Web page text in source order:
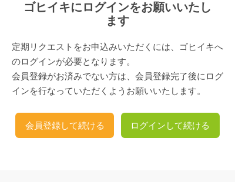
ゴヒイキにログインをお願いいたし
ます
定期リクエストをお申込みいただくには、ゴヒイキへ
のログインが必要となります。
会員登録がお済みでない方は、会員登録完了後にログ
インを行なっていただくようお願いいたします。
会員登録して続ける ログインして続ける